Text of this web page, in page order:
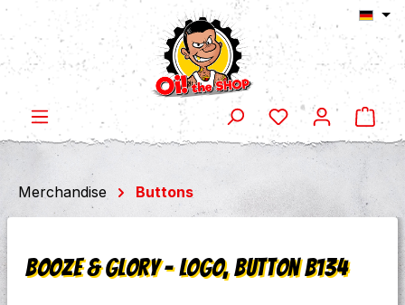
Zum Hauptinhalt springen
Merchandise Buttons
Booze & Glory - Logo, Button B134